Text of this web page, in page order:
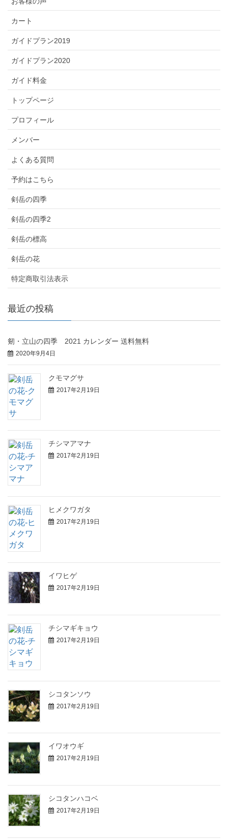
カート
ガイドプラン2019
ガイドプラン2020
ガイド料金
トップページ
プロフィール
メンバー
よくある質問
予約はこちら
剣岳の四季
剣岳の四季2
剣岳の標高
剣岳の花
特定商取引法表示
最近の投稿
剱・立山の四季 2021 カレンダー 送料無料
2020年9月4日
クモマグサ
2017年2月19日
チシマアマナ
2017年2月19日
ヒメクワガタ
2017年2月19日
イワヒゲ
2017年2月19日
チシマギキョウ
2017年2月19日
シコタンソウ
2017年2月19日
イワオウギ
2017年2月19日
シコタンハコベ
2017年2月19日